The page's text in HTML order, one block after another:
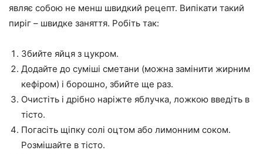
являє собою не менш швидкий рецепт. Випікати такий
пиріг – швидке заняття. Робіть так:
Збийте яйця з цукром.
Додайте до суміші сметани (можна замінити жирним
кефіром) і борошно, збийте ще раз.
Очистіть і дрібно наріжте яблучка, ложкою введіть в
тісто.
Погасіть щіпку солі оцтом або лимонним соком.
Розмішайте в тісто.